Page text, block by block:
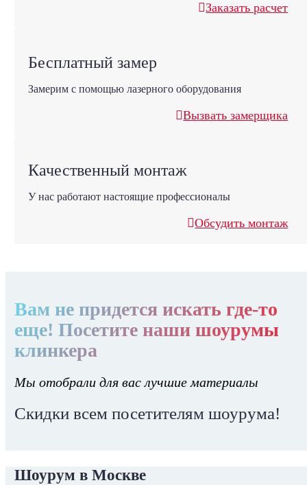
Заказать расчет
Бесплатный замер
Замерим с помощью лазерного оборудования
Вызвать замерщика
Качественный монтаж
У нас работают настоящие профессионалы
Обсудить монтаж
Вам не придется искать где-то
еще! Посетите наши шоурумы
клинкера
Мы отобрали для вас лучшие материалы
Скидки всем посетителям шоурума!
Шоурум в Москве